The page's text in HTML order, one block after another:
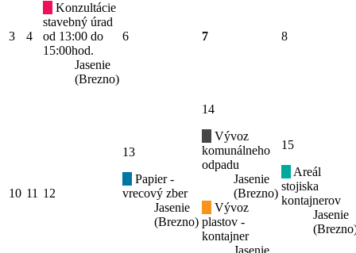
3 4
Konzultácie
stavebný úrad
od 13:00 do
15:00hod.
Jasenie
(Brezno)
6 7 8
10 11 12
13
Papier -
vrecový zber
Jasenie
(Brezno)
14
Vývoz
komunálneho
odpadu
Jasenie
(Brezno)
Vývoz
plastov -
kontajner
15
Areál
stojiska
kontajnerov
Jasenie